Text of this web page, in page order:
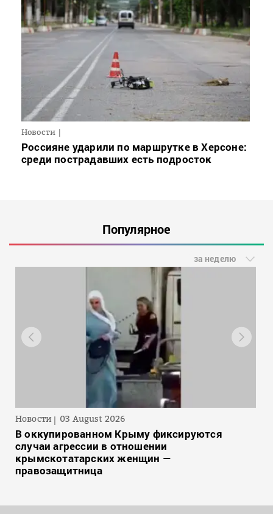
Новости
Россияне ударили по маршрутке в Херсоне:
среди пострадавших есть подросток
Популярное
за неделю
Новости 03 August 2026
В оккупированном Крыму фиксируются
случаи агрессии в отношении
крымскотатарских женщин —
правозащитница